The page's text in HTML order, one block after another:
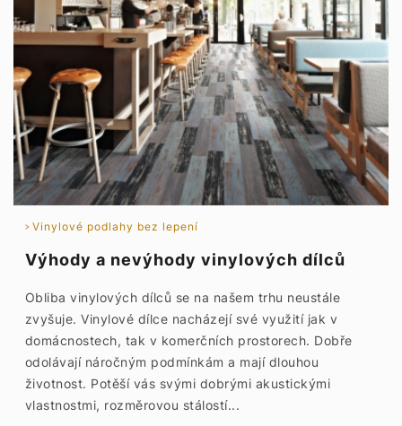
Vinylové podlahy bez lepení
Výhody a nevýhody vinylových dílců
Obliba vinylových dílců se na našem trhu neustále
zvyšuje. Vinylové dílce nacházejí své využití jak v
domácnostech, tak v komerčních prostorech. Dobře
odolávají náročným podmínkám a mají dlouhou
životnost. Potěší vás svými dobrými akustickými
vlastnostmi, rozměrovou stálostí...